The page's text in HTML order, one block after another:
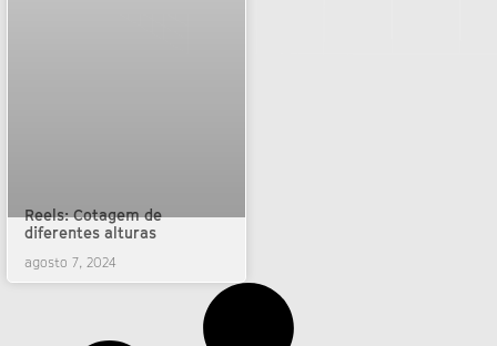
Reels: Cotagem de
diferentes alturas
agosto 7, 2024